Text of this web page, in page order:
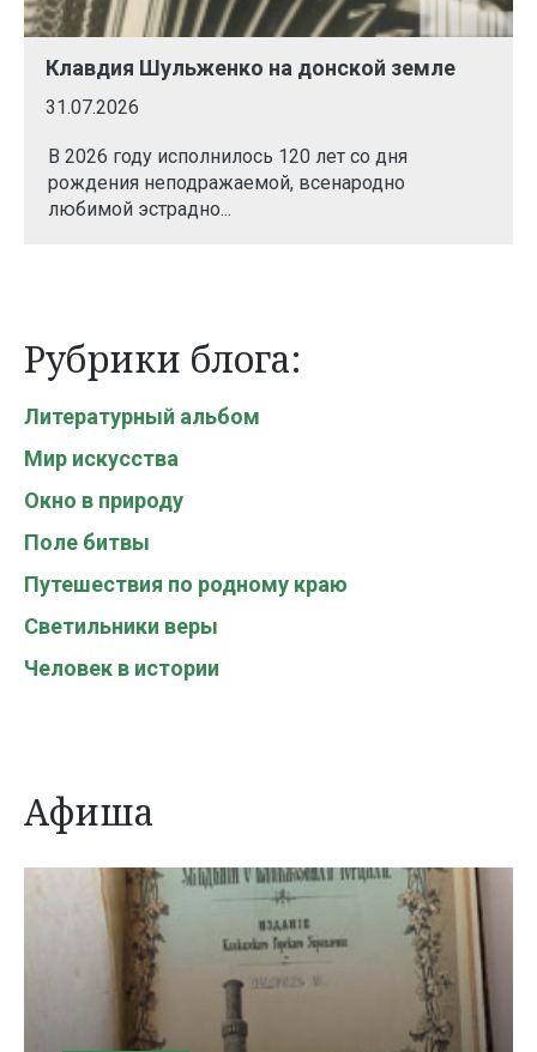
Клавдия Шульженко на донской земле
31.07.2026
В 2026 году исполнилось 120 лет со дня
рождения неподражаемой, всенародно
любимой эстрадно...
Рубрики блога:
Литературный альбом
Мир искусства
Окно в природу
Поле битвы
Путешествия по родному краю
Светильники веры
Человек в истории
Афиша